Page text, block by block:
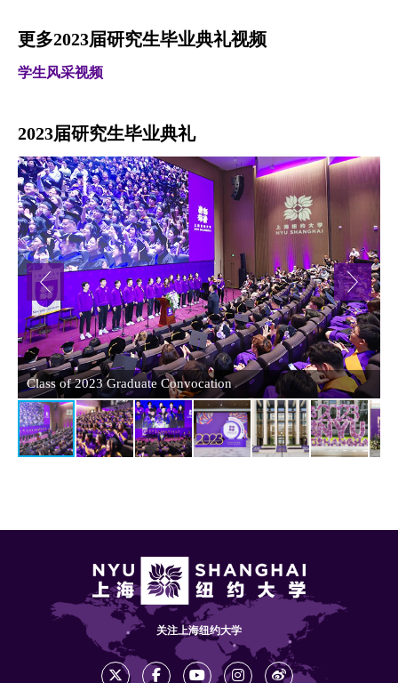
更多2023届研究生毕业典礼视频
学生风采视频
2023届研究生毕业典礼
Class of 2023 Graduate Convocation
关注上海纽约大学